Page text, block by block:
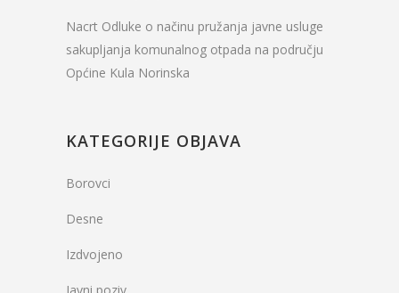
Nacrt Odluke o načinu pružanja javne usluge
sakupljanja komunalnog otpada na području
Općine Kula Norinska
KATEGORIJE OBJAVA
Borovci
Desne
Izdvojeno